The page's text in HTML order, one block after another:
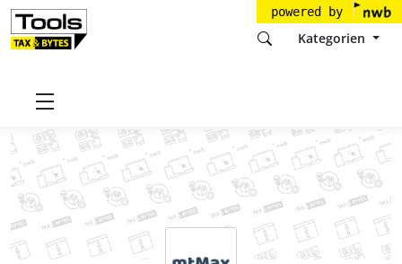
powered by
Kategorien
Startseite